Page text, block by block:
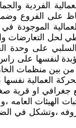
الفردية
على الفروع
الموجودة في
لحل التعارضات
على وحدة
لنفسها
من بين منظمات
العمالية
او للبناء او للزراعه في
الهيئات العامه
،وتشكل في